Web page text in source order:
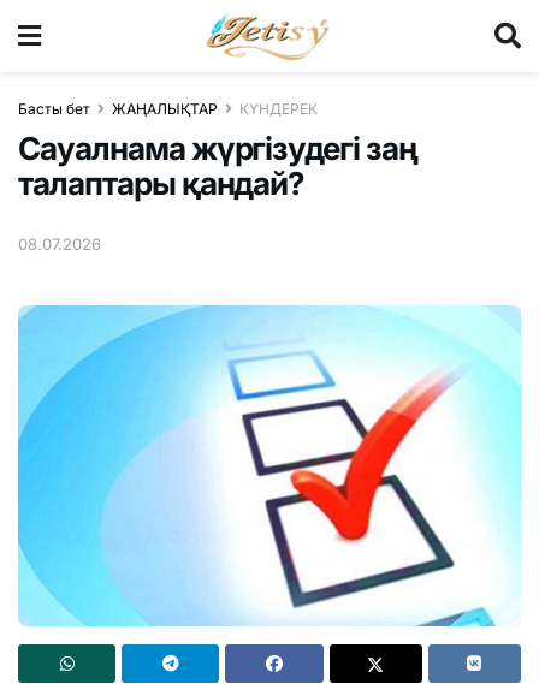
Басты бет ЖАҢАЛЫҚТАР КҮНДЕРЕК
Сауалнама жүргізудегі заң
талаптары қандай?
08.07.2026